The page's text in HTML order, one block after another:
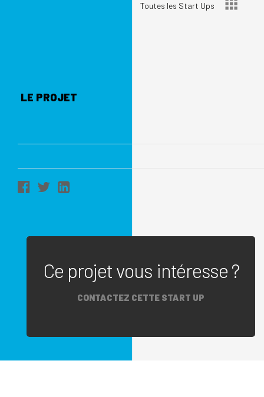
Toutes les Start Ups
LE PROJET
Ce projet vous intéresse ?
CONTACTEZ CETTE START UP